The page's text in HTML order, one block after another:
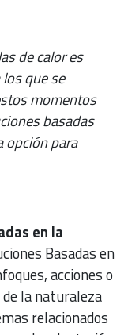
de calor es
que se
momentos
basadas
opción para
en la
Basadas en
acciones o
la naturaleza
relacionados